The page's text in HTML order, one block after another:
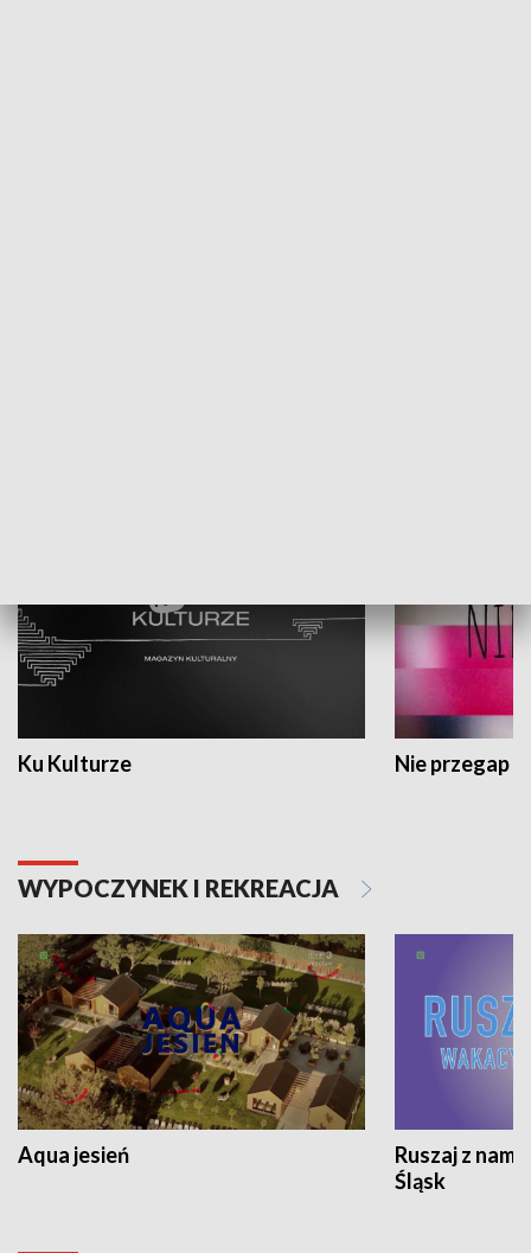
Ku Kulturze Nie przegap
WYPOCZYNEK I REKREACJA
Aqua jesień
Ruszaj z
Śląsk